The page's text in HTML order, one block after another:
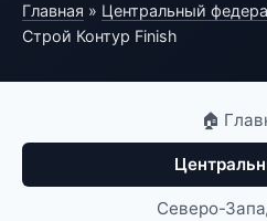
Главная » Центральный
Строй Контур Finish
🏠
Северо-